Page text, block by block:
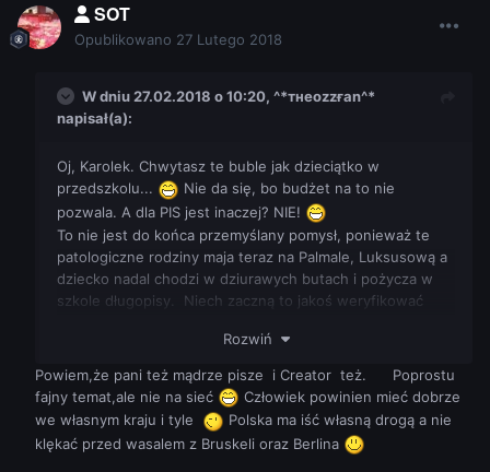
SOT
Opublikowano 27 Lutego 2018
W dniu 27.02.2018 o 10:20, ^*тнeozzғan^*
napisał(a):
Oj, Karolek. Chwytasz te buble jak dzieciątko w
przedszkolu...
Nie da się, bo budżet na to nie
pozwala. A dla PIS jest inaczej? NIE!
To nie jest do końca przemyślany pomysł, ponieważ te
patologiczne rodziny maja teraz na Palmale, Luksusową a
dziecko nadal chodzi w dziurawych butach i pożycza w
szkole długopisy. Niech zaczną to jakoś weryfikować
To jest plus w 50%, bo mamy problemy na arenie
międzynarodowej - w unii. Jestem całkowicie przeciwna
IMIGRANTOM nie uchodźcom.
I teraz przytoczę te słynne słowa Beatki aka
Broszki:Rząd zapewnia, że Polska udziela ochrony
Rozwiń
Powiem,że pani też mądrze pisze i Creator też. Poprostu
fajny temat,ale nie na sieć
Człowiek powinien mieć dobrze
we własnym kraju i tyle
Polska ma iść własną drogą a nie
klękać przed wasalem z Bruskeli oraz Berlina